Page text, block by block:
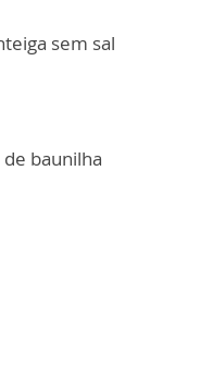
sem sal
baunilha